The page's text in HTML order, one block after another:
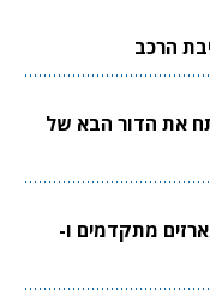
הרכב
את הדור הבא של
מתקדמים ו-